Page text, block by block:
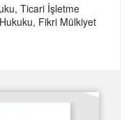
Ticari İşletme
Fikri Mülkiyet